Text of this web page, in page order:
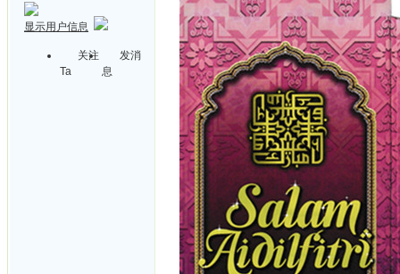
显示用户信息
关注
Ta
发消
息